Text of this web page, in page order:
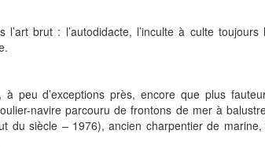
brut : l’autodidacte, l’inculte à culte toujours
peu d’exceptions près, encore que plus
navire parcouru de frontons de mer à
du siècle – 1976), ancien charpentier de marine,